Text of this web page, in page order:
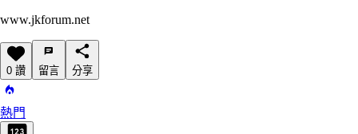
www.jkforum.net
0 讚 留言 分享
熱門